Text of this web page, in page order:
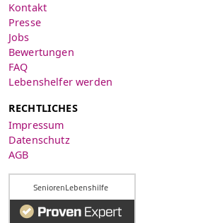
Kontakt
Presse
Jobs
Bewertungen
FAQ
Lebenshelfer werden
RECHTLICHES
Impressum
Datenschutz
AGB